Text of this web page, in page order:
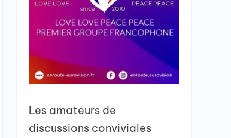
Les amateurs de
discussions conviviales